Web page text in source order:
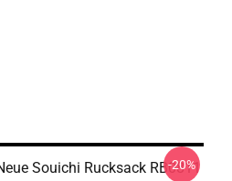
Souichi Rucksack RB0811
-20%